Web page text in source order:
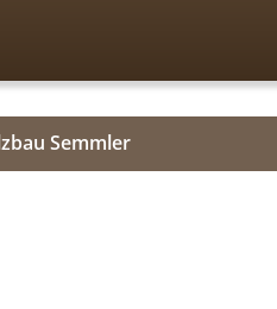
Semmler